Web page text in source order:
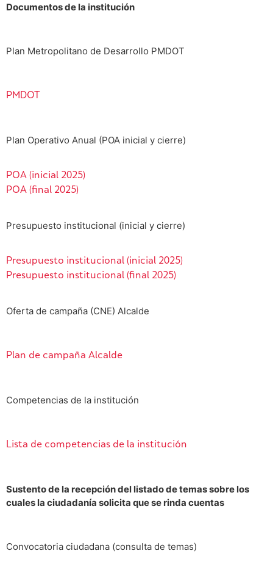
Documentos de la institución
Plan Metropolitano de Desarrollo PMDOT
PMDOT
Plan Operativo Anual (POA inicial y cierre)
POA (inicial 2025)
POA (final 2025)
Presupuesto institucional (inicial y cierre)
Presupuesto institucional (inicial 2025)
Presupuesto institucional (final 2025)
Oferta de campaña (CNE) Alcalde
Plan de campaña Alcalde
Competencias de la institución
Lista de competencias de la institución
Sustento de la recepción del listado de temas sobre los
cuales la ciudadanía solicita que se rinda cuentas
Convocatoria ciudadana (consulta de temas)